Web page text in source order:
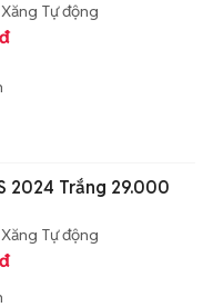
Xăng Tự động
2024 Trắng 29.000
Xăng Tự động